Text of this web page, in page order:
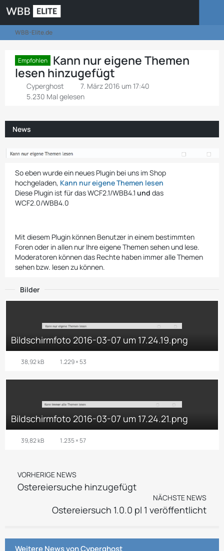
WBB-Elite.de
Empfohlen Kann nur eigene Themen
lesen hinzugefügt
Cyperghost
7. März 2016 um 17:40
5.230 Mal gelesen
News
So eben wurde ein neues Plugin bei uns im Shop
hochgeladen, Kann nur eigene Themen lesen
Diese Plugin ist für das WCF2.1/WBB4.1 und das
WCF2.0/WBB4.0
Mit diesem Plugin können Benutzer in einem bestimmten
Foren oder in allen nur Ihre eigene Themen sehen und lese.
Moderatoren können das Rechte haben immer alle Themen
sehen bzw. lesen zu können.
Bilder
Bildschirmfoto 2016-03-07 um 17.24.19.png
38,92 kB 1.229 × 53
Bildschirmfoto 2016-03-07 um 17.24.21.png
39,82 kB 1.235 × 57
VORHERIGE NEWS
Ostereiersuche hinzugefügt
NÄCHSTE NEWS
Ostereiersuch 1.0.0 pl 1 veröffentlicht
Weitere News vonCyperghost